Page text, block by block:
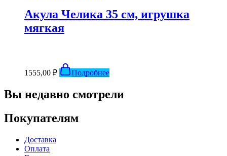
Акула Челика 35 см, игрушка
мягкая
1555,00 ₽ Подробнее
Вы недавно смотрели
Покупателям
Доставка
Оплата